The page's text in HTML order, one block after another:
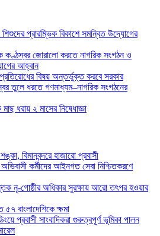
প্রারম্ভিক বিকাশে সমন্বিত উদ্যোগের
কণ্ঠস্বর জোরালো করতে নাগরিক সংগঠন ও
আহ্বান
বিষয় অন্তর্ভুক্ত করবে সরকার
তুলে ধরতে গণমাধ্যম–নাগরিক সংগঠনের
ধরায় ২ মাসের নিষেধাজ্ঞা
বিমানবন্দরে হাজারো প্রবাসী
কর্মীদের আইনগত সেবা নিশ্চিতকরণে
নৃ-গোষ্ঠীর অধিকার সুরক্ষায় আরো তৎপর হওয়ার
বাংলাদেশিকে ক্ষমা
প্রবাসী সাংবাদিকরা গুরুত্বপূর্ণ ভূমিকা পালন